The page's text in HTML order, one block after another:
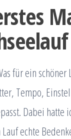
für ein schöner
Tempo,
Dabei hatte
echte